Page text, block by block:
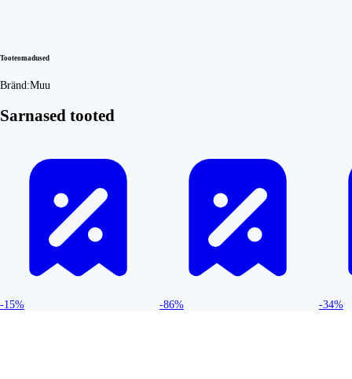
Tooteomadused
Bränd:Muu
Sarnased tooted
-15% -86% -34%